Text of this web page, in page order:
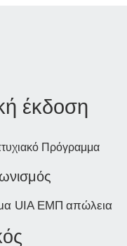
έκδοση
Πρόγραμμα
UIA ΕΜΠ απώλεια